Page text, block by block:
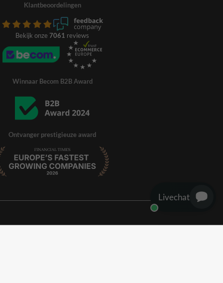
Klantbeoordelingen
Bekijk onze 7061 reviews
Winnaar Becom B2B Award
Ontvanger prestigieuze award
Livechat